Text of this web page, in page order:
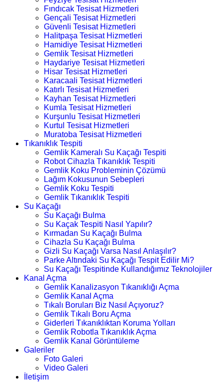
Fındıcak Tesisat Hizmetleri
Gençali Tesisat Hizmetleri
Güvenli Tesisat Hizmetleri
Halitpaşa Tesisat Hizmetleri
Hamidiye Tesisat Hizmetleri
Gemlik Tesisat Hizmetleri
Haydariye Tesisat Hizmetleri
Hisar Tesisat Hizmetleri
Karacaali Tesisat Hizmetleri
Katırlı Tesisat Hizmetleri
Kayhan Tesisat Hizmetleri
Kumla Tesisat Hizmetleri
Kurşunlu Tesisat Hizmetleri
Kurtul Tesisat Hizmetleri
Muratoba Tesisat Hizmetleri
Tıkanıklık Tespiti
Gemlik Kameralı Su Kaçağı Tespiti
Robot Cihazla Tıkanıklık Tespiti
Gemlik Koku Probleminin Çözümü
Lağım Kokusunun Sebepleri
Gemlik Koku Tespiti
Gemlik Tıkanıklık Tespiti
Su Kaçağı
Su Kaçağı Bulma
Su Kaçak Tespiti Nasıl Yapılır?
Kırmadan Su Kaçağı Bulma
Cihazla Su Kaçağı Bulma
Gizli Su Kaçağı Varsa Nasıl Anlaşılır?
Parke Altındaki Su Kaçağı Tespit Edilir Mi?
Su Kaçağı Tespitinde Kullandığımız Teknolojiler
Kanal Açma
Gemlik Kanalizasyon Tıkanıklığı Açma
Gemlik Kanal Açma
Tıkalı Boruları Biz Nasıl Açıyoruz?
Gemlik Tıkalı Boru Açma
Giderleri Tıkanıklıktan Koruma Yolları
Gemlik Robotla Tıkanıklık Açma
Gemlik Kanal Görüntüleme
Galeriler
Foto Galeri
Video Galeri
İletişim